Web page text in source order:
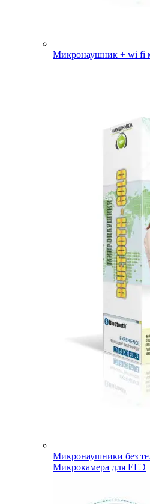
Микронаушник + wi fi
Микронаушники без
Микрокамера для ЕГЭ